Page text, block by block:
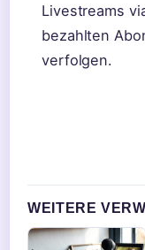
Livestreams
bezahlten
verfolgen.
WEITERE